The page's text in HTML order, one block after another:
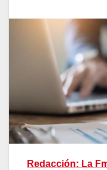
Redacción: La